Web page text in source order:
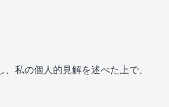
私の個人的見解を述べた上で、